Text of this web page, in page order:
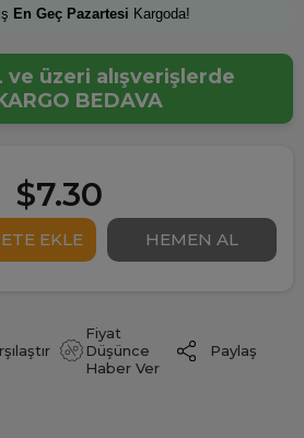
En Geç Pazartesi Kargoda!
ve üzeri alışverişlerde
BEDAVA
$7.30
Fiyat
Düşünce
Haber Ver
Paylaş